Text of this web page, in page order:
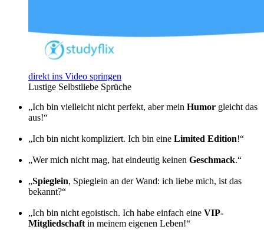
direkt ins Video springen
Lustige Selbstliebe Sprüche
„Ich bin vielleicht nicht perfekt, aber mein Humor gleicht das
aus!“
„Ich bin nicht kompliziert. Ich bin eine Limited Edition!“
„Wer mich nicht mag, hat eindeutig keinen Geschmack.“
„Spieglein, Spieglein an der Wand: ich liebe mich, ist das
bekannt?“
„Ich bin nicht egoistisch. Ich habe einfach eine VIP-
Mitgliedschaft in meinem eigenen Leben!“